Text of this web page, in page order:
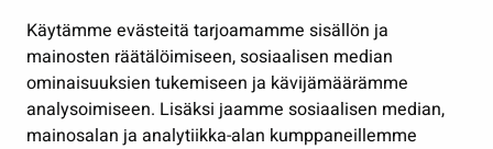
Käytämme evästeitä tarjoamamme sisällön ja
mainosten räätälöimiseen, sosiaalisen median
ominaisuuksien tukemiseen ja kävijämäärämme
analysoimiseen. Lisäksi jaamme sosiaalisen median,
mainosalan ja analytiikka-alan kumppaneillemme
Työ ja yrittäminen
Osallistu ja asioi
Näytä omat evästeasetukseni